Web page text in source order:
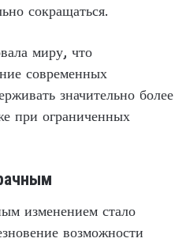
сокращаться.
миру, что
современных
значительно более
при ограниченных
изменением стало
возможности